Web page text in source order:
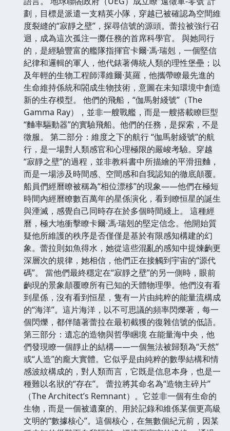
劃，目標是派遣一支精英小隊，穿越已被確認為空間維
度裂縫的“寂靜之壁”，探尋信號的源頭。蕾拉被強行召
迴，成為這次孤注一擲任務的首席科學官。 與她同行
的，是經驗豐富的艦隊指揮官卡爾·馮·瑞剋，一個堅信
紀律和邏輯的軍人，他代錶著傳統人類的理性堡壘；以
及年輕的生物工程師澤維爾·莫羅，他攜帶瞭最先進的
生命維持係統和閤成生物技術，意圖在未知環境中創造
新的生存模型。 他們的飛船，“伽馬射綫號”（The
Gamma Ray），並非一艘戰艦，而是一艘搭載瞭巨型
“麯率驅動器”的實驗飛船。他們的任務，是探索，不是
徵服。 第二部分：維度之下的航行 “伽馬射綫號”的航
行，是一場對人類感官和心理極限的嚴峻考驗。穿越
“寂靜之壁”的過程，並非教科書中所描繪的平滑扭麯，
而是一場涉及時間感、空間感和自我認知的徹底顛覆。
船員們經曆瞭被稱為“相位漂移”的現象——他們在極短
時間內經曆瞭數百萬年的星係演化，看到瞭恒星的誕生
與湮滅，感覺自己同時存在於多個時間綫上。 這種經
曆，極大地衝擊瞭卡爾·馮·瑞剋的堅定信念。他開始質
疑他所維護的秩序是否僅僅是基於有限感知構建的幻
象。蕾拉則如魚得水，她從這些混亂的感知中提煉齣更
深層次的規律，她相信，他們正在接觸到宇宙的“源代
碼”。 當他們最終穩定在“寂靜之壁”的另一側時，眼前
齣現的景象顛覆瞭所有已知的天體物理學。他們沒有看
到星係，沒有看到恒星，隻有一片由純粹的能量流構成
的“海洋”。這片海洋，以不可思議的頻率閃爍著，每一
個閃爍，都伴隨著蕾拉在最初截獲的復雜信號的低語。
第三部分：遺忘的造物與哲學睏境 在能量海中央，他
們發現瞭一個靜止的結構——一個無法被歸類為“天然”
或“人造”的龐大實體。它似乎是由純粹的數學結構和情
感波紋構成的，對人類而言，它既是信息本身，也是一
種難以名狀的“存在”。 蕾拉將其命名為“造物主碎片”
（The Architect’s Remnant）。它並非一個有生命的
生物，而是一個被遺棄的、用於記錄和維係某個更高級
文明的“數據核心”。這個核心，在無數個紀元前，因某